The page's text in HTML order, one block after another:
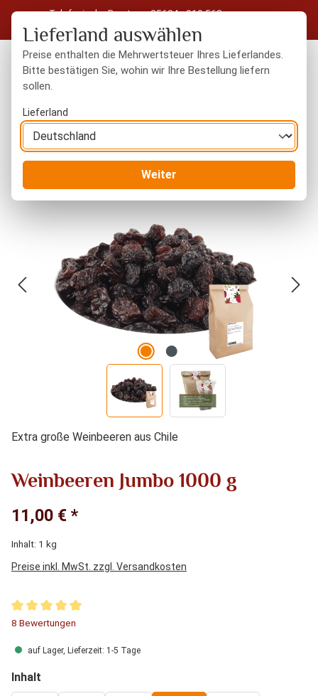
Zum Hauptinhalt springen
Telefonische Beratung: 05604 - 919 563
Kostenloser Versand in Deutschland ab 50 € Warenwert
Extra große Weinbeeren aus Chile
Weinbeeren Jumbo 1000 g
11,00 € *
Inhalt: 1 kg
Preise inkl. MwSt. zzgl. Versandkosten
Durchschnittliche Bewertung von 5 von 5 Sternen
8 Bewertungen
auf Lager, Lieferzeit: 1-5 Tage
Inhalt
Lieferland auswählen
Preise enthalten die Mehrwertsteuer Ihres Lieferlandes.
Bitte bestätigen Sie, wohin wir Ihre Bestellung liefern
sollen.
Lieferland
Weiter